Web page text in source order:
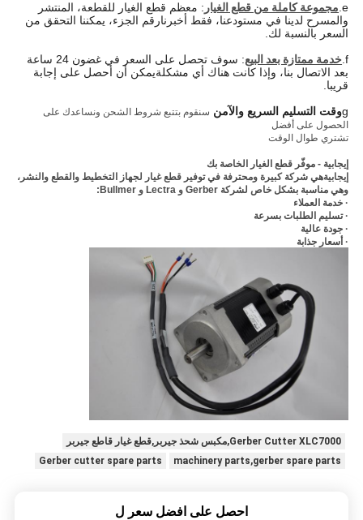
e. مجموعة كاملة من قطع الغيار : معظم قطع الغيار للقطعة، المنتشر
والمسرح لدينا في مستودعنا، فقط أخبرنارقم الجزء، يمكننا التحقق من
السعر بالنسبة لك.
f. خدمة ممتازة بعد البيع
: سوف تحصل على السعر في غضون 24 ساعة
بعد الاتصال بنا، وإذا كانت هناك أي مشكلةيمكن أن أحصل على إجابة
قريبا.
gوقت التسليم السريع والآمن سنقوم بتتبع شروط الشحن ونساعدك على
الحصول على أفضل
تشتري طوال الوقت
إيجابية - موفّر قطع الغيار الخاصة بك
إيجابيةهي شركة كبيرة ومحترفة في توفير قطع غيار لجهاز التخطيط والقطع والنشر،
وهي مناسبة بشكل خاص لشركة Gerber و Lectra و Bullmer:
· خدمة العملاء
· تسليم الطلبات بسرعة
· جودة عالية
· أسعار جذابة
Gerber Cutter XLC7000,مكبس شحذ جيربر,قطع غيار قاطع جيربر
machinery parts,gerber spare parts
Gerber cutter spare parts
احصل على افضل سعر ل